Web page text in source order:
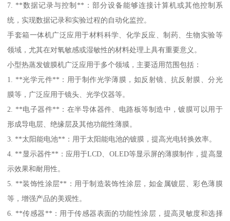
7. **数据记录与控制**：部分设备能够连接计算机或其他控制系
统，实现数据记录和实验过程的自动化监控。
手套箱一体机广泛应用于材料科学、化学反应、制药、生物实验等
领域，尤其在对氧敏感或湿敏性的材料处理上具有重要意义。
小型热蒸发镀膜机广泛应用于多个领域，主要适用范围包括：
1. **光学元件**：用于制作光学薄膜，如反射镜、抗反射膜、分光
膜等，广泛应用于镜头、光学仪器等。
2. **电子器件**：在半导体器件、电路板等制造中，镀膜可以用于
形成导电层、绝缘层及其他功能性薄膜。
3. **太阳能电池**：用于太阳能电池的镀膜，提高光电转换效率。
4. **显示器件**：应用于LCD、OLED等显示屏的薄膜制作，提高显
示效果和耐用性。
5. **装饰性涂层**：用于制造装饰性涂层，如金属镀层、彩色薄膜
等，增强产品的美观性。
6. **传感器**：用于传感器表面的功能性涂层，提高灵敏度和选择